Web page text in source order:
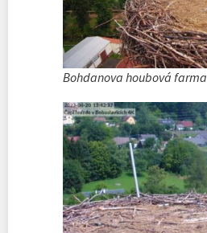
Bohdanova houbová farma